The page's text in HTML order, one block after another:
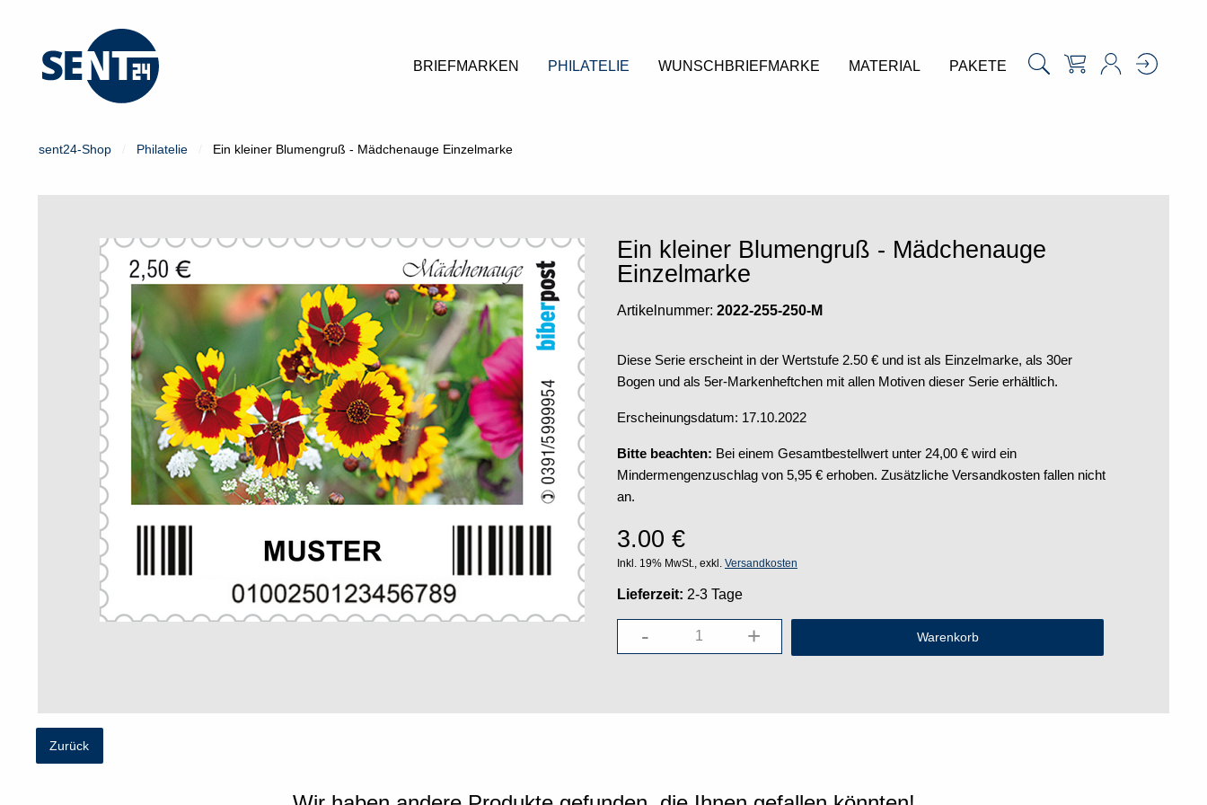
BRIEFMARKEN PHILATELIE WUNSCHBRIEFMARKE MATERIAL PAKETE
sent24-Shop Philatelie Ein kleiner Blumengruß - Mädchenauge Einzelmarke
Ein kleiner Blumengruß - Mädchenauge
Einzelmarke
Artikelnummer: 2022-255-250-M
Diese Serie erscheint in der Wertstufe 2.50 € und ist als Einzelmarke, als 30er
Bogen und als 5er-Markenheftchen mit allen Motiven dieser Serie erhältlich.
Erscheinungsdatum: 17.10.2022
Bitte beachten: Bei einem Gesamtbestellwert unter 24,00 € wird ein
Mindermengenzuschlag von 5,95 € erhoben. Zusätzliche Versandkosten fallen nicht
an.
3.00 €
Inkl. 19% MwSt., exkl. Versandkosten
Lieferzeit: 2-3 Tage
- +
Zurück